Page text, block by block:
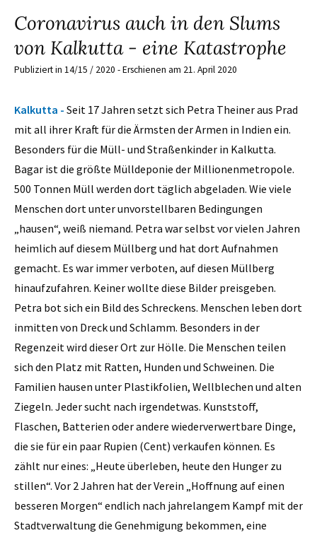
Coronavirus auch in den Slums
von Kalkutta - eine Katastrophe
Publiziert in 14/15 / 2020 - Erschienen am 21. April 2020
Kalkutta - Seit 17 Jahren setzt sich Petra Theiner aus Prad
mit all ihrer Kraft für die Ärmsten der Armen in Indien ein.
Besonders für die Müll- und Straßenkinder in Kalkutta.
Bagar ist die größte Mülldeponie der Millionenmetropole.
500 Tonnen Müll werden dort täglich abgeladen. Wie viele
Menschen dort unter unvorstellbaren Bedingungen
„hausen“, weiß niemand. Petra war selbst vor vielen Jahren
heimlich auf diesem Müllberg und hat dort Aufnahmen
gemacht. Es war immer verboten, auf diesen Müllberg
hinaufzufahren. Keiner wollte diese Bilder preisgeben.
Petra bot sich ein Bild des Schreckens. Menschen leben dort
inmitten von Dreck und Schlamm. Besonders in der
Regenzeit wird dieser Ort zur Hölle. Die Menschen teilen
sich den Platz mit Ratten, Hunden und Schweinen. Die
Familien hausen unter Plastikfolien, Wellblechen und alten
Ziegeln. Jeder sucht nach irgendetwas. Kunststoff,
Flaschen, Batterien oder andere wiederverwertbare Dinge,
die sie für ein paar Rupien (Cent) verkaufen können. Es
zählt nur eines: „Heute überleben, heute den Hunger zu
stillen“. Vor 2 Jahren hat der Verein „Hoffnung auf einen
besseren Morgen“ endlich nach jahrelangem Kampf mit der
Stadtverwaltung die Genehmigung bekommen, eine